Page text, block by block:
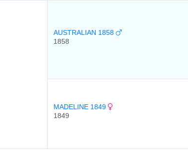
AUSTRALIAN 1858
1858
MADELINE 1849
1849